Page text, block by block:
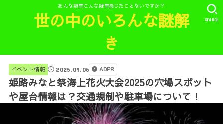
あんな疑問こんな疑問感じたことないですか？
世の中のいろんな謎解
き
SEARCH
イベント情報 2025.09.06 ADPR
姫路みなと祭海上花火大会2025の穴場スポット
や屋台情報は？交通規制や駐車場について！